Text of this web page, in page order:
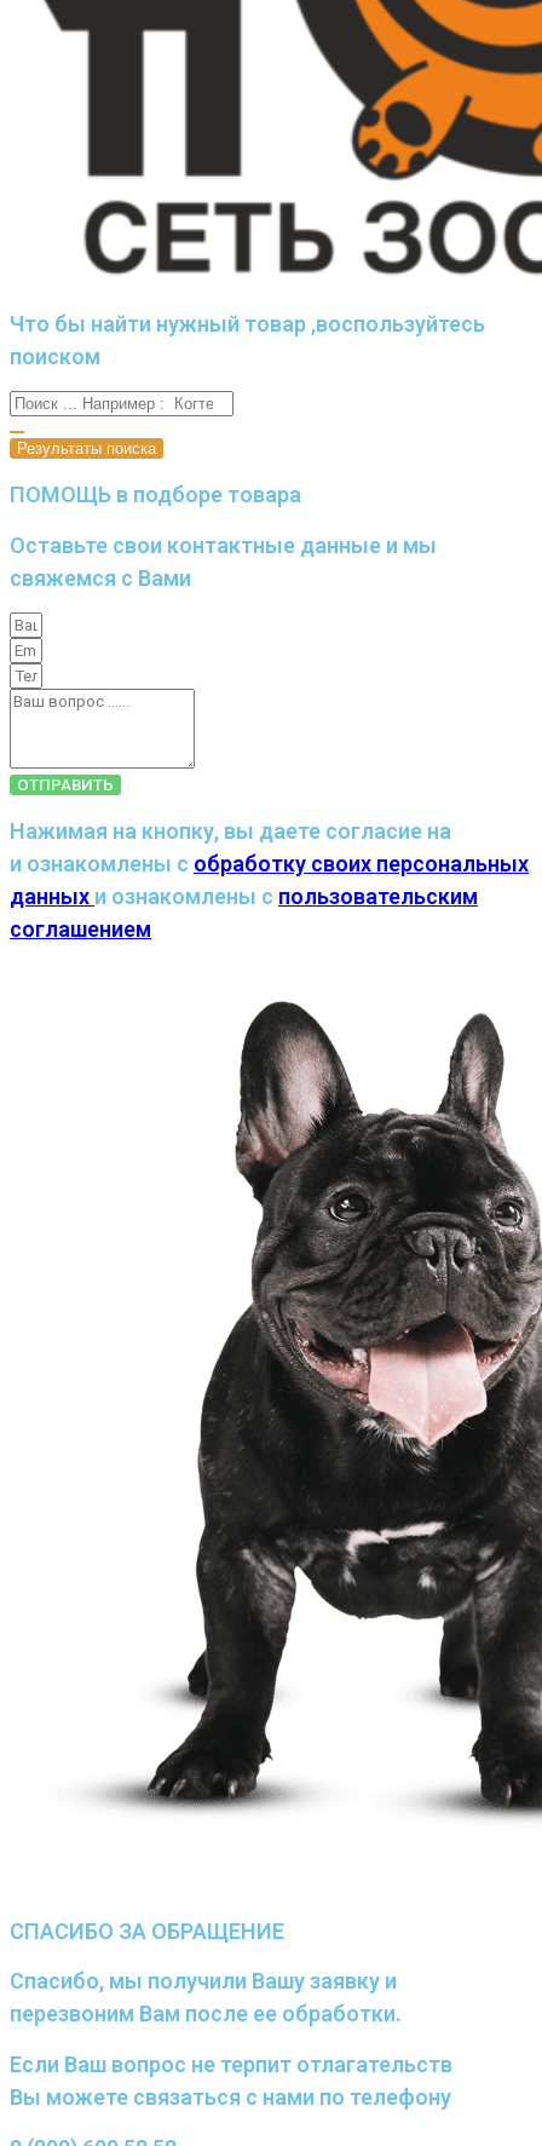
Что бы найти нужный товар ,воспользуйтесь
поиском
Результаты поиска
ПОМОЩЬ в подборе товара
Оставьте свои контактные данные и мы
свяжемся с Вами
ОТПРАВИТЬ
Нажимая на кнопку, вы даете согласие на
и ознакомлены с обработку своих персональных
данных и ознакомлены с пользовательским
соглашением
СПАСИБО ЗА ОБРАЩЕНИЕ
Спасибо, мы получили Вашу заявку и
перезвоним Вам после ее обработки.
Если Ваш вопрос не терпит отлагательств
Вы можете связаться с нами по телефону